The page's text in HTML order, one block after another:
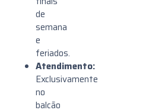
de
semana
e
feriados.
Atendimento:
Exclusivamente
no
balcão